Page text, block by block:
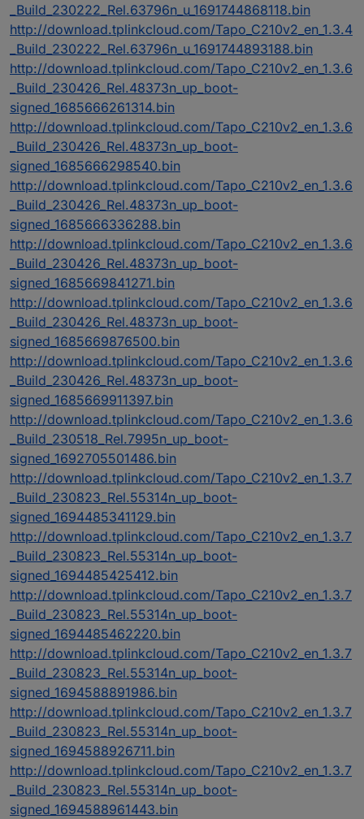
_Build_230222_Rel.63796n_u_1691744868118.bin
http://download.tplinkcloud.com/Tapo_C210v2_en_1.3.4
_Build_230222_Rel.63796n_u_1691744893188.bin
http://download.tplinkcloud.com/Tapo_C210v2_en_1.3.6
_Build_230426_Rel.48373n_up_boot-
signed_1685666261314.bin
http://download.tplinkcloud.com/Tapo_C210v2_en_1.3.6
_Build_230426_Rel.48373n_up_boot-
signed_1685666298540.bin
http://download.tplinkcloud.com/Tapo_C210v2_en_1.3.6
_Build_230426_Rel.48373n_up_boot-
signed_1685666336288.bin
http://download.tplinkcloud.com/Tapo_C210v2_en_1.3.6
_Build_230426_Rel.48373n_up_boot-
signed_1685669841271.bin
http://download.tplinkcloud.com/Tapo_C210v2_en_1.3.6
_Build_230426_Rel.48373n_up_boot-
signed_1685669876500.bin
http://download.tplinkcloud.com/Tapo_C210v2_en_1.3.6
_Build_230426_Rel.48373n_up_boot-
signed_1685669911397.bin
http://download.tplinkcloud.com/Tapo_C210v2_en_1.3.6
_Build_230518_Rel.7995n_up_boot-
signed_1692705501486.bin
http://download.tplinkcloud.com/Tapo_C210v2_en_1.3.7
_Build_230823_Rel.55314n_up_boot-
signed_1694485341129.bin
http://download.tplinkcloud.com/Tapo_C210v2_en_1.3.7
_Build_230823_Rel.55314n_up_boot-
signed_1694485425412.bin
http://download.tplinkcloud.com/Tapo_C210v2_en_1.3.7
_Build_230823_Rel.55314n_up_boot-
signed_1694485462220.bin
http://download.tplinkcloud.com/Tapo_C210v2_en_1.3.7
_Build_230823_Rel.55314n_up_boot-
signed_1694588891986.bin
http://download.tplinkcloud.com/Tapo_C210v2_en_1.3.7
_Build_230823_Rel.55314n_up_boot-
signed_1694588926711.bin
http://download.tplinkcloud.com/Tapo_C210v2_en_1.3.7
_Build_230823_Rel.55314n_up_boot-
signed_1694588961443.bin